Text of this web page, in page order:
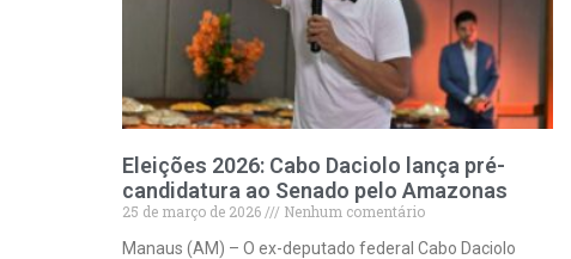
Eleições 2026: Cabo Daciolo lança pré-
candidatura ao Senado pelo Amazonas
25 de março de 2026
Nenhum comentário
Manaus (AM) – O ex-deputado federal Cabo Daciolo